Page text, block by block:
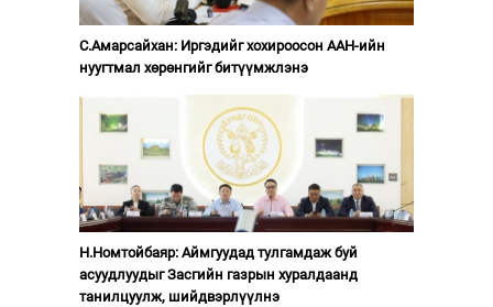
С.Амарсайхан: Иргэдийг хохироосон ААН-ийн
нуугтмал хөрөнгийг битүүмжлэнэ
Н.Номтойбаяр: Аймгуудад тулгамдаж буй
асуудлуудыг Засгийн газрын хуралдаанд
танилцуулж, шийдвэрлүүлнэ